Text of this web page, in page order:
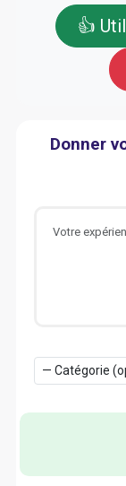
👍
Donner